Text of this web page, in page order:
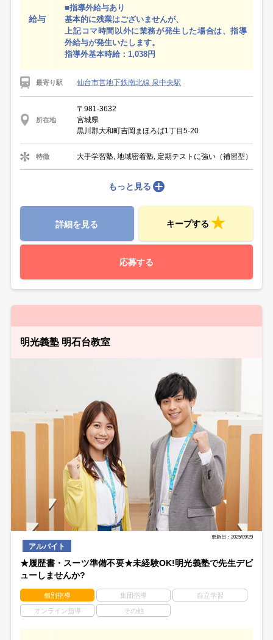
給与
■指導外給与あり
基本的に残業はございませんが、
上記コマ時間以外に業務が発生した場合は、指導
外給与が発生いたします。
指導外基本時給：1,038円
最寄り駅 仙台市営地下鉄南北線 泉中央駅
所在地
〒981-3632
宮城県
黒川郡大和町吉岡まほろば1丁目5-20
特徴 大手学習塾, 地域密着塾, 定期テストに強い（補習型）
もっと見る
詳細を見る キープする
応募する
明光義塾 明石台教室
更新日：2025/09/29
アルバイト
★履歴書・スーツ準備不要★未経験OK!明光義塾で先生デビ
ューしませんか?
個別指導 集団指導 自立学習
オンライン指導 その他